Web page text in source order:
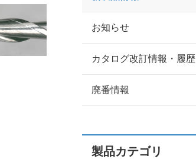
お知らせ
カタログ改訂情報・履歴
廃番情報
製品カテゴリ